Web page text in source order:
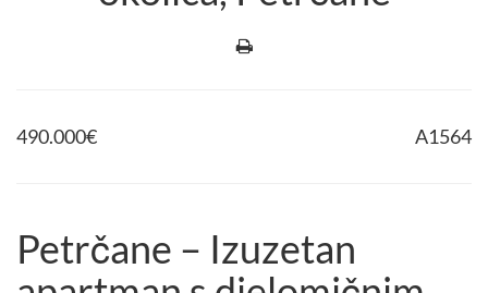
490.000€ A1564
Petrčane – Izuzetan